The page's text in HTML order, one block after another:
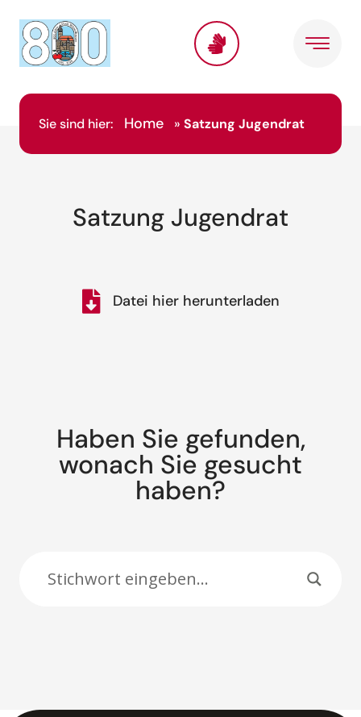
Sie sind hier: Home » Satzung Jugendrat
Satzung Jugendrat
Datei hier herunterladen
Haben Sie gefunden,
wonach Sie gesucht
haben?